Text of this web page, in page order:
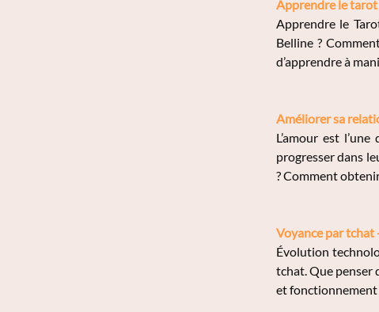
Apprendre le tarot
Apprendre le
Belline ?
d’apprendre à
Améliorer sa
L’amour est
progresser dans
? Comment
Voyance par tchat
Évolution
tchat. Que penser
et fonctionnement